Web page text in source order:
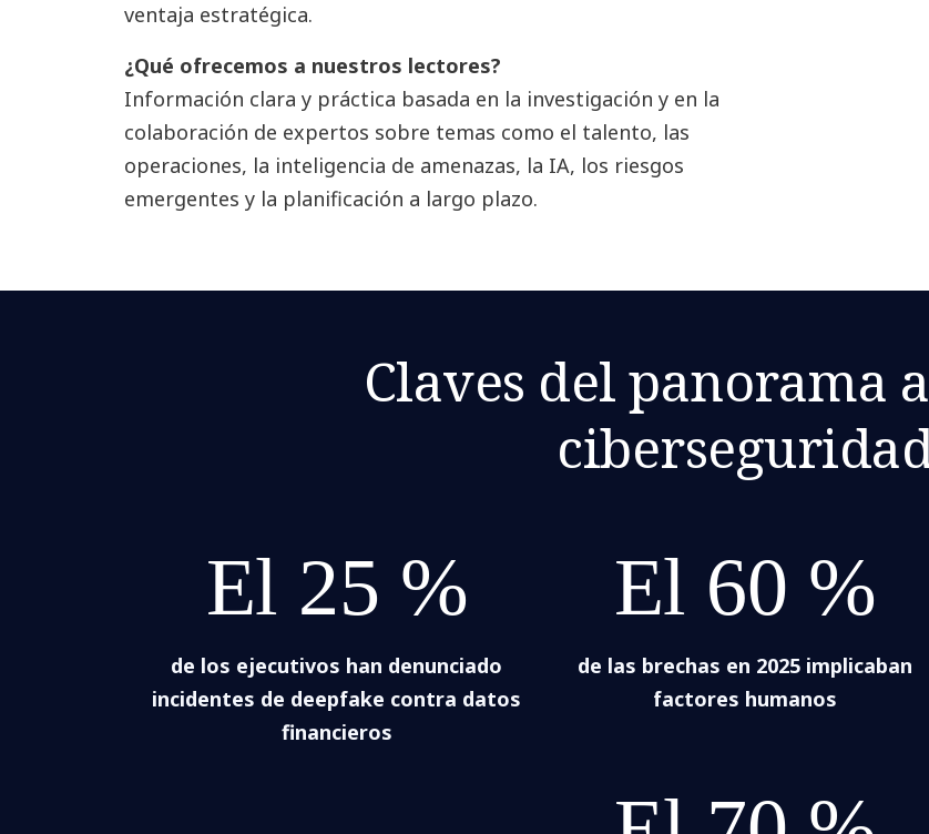
ventaja estratégica.
¿Qué ofrecemos a nuestros lectores?
Información clara y práctica basada en la investigación y en la
colaboración de expertos sobre temas como el talento, las
operaciones, la inteligencia de amenazas, la IA, los riesgos
emergentes y la planificación a largo plazo.
Claves del panorama
El 25 %
de los ejecutivos han denunciado
incidentes de deepfake contra datos
financieros
El 60 %
de las brechas en 2025 implicaban
factores humanos